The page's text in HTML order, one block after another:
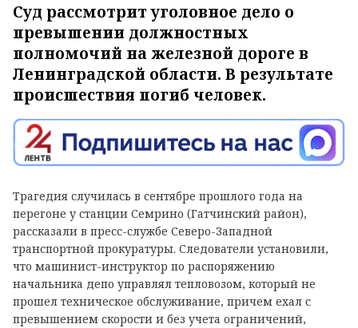
Суд рассмотрит уголовное дело о
превышении должностных
полномочий на железной дороге в
Ленинградской области. В результате
происшествия погиб человек.
Трагедия случилась в сентябре прошлого года на
перегоне у станции Семрино (Гатчинский район),
рассказали в пресс-службе Северо-Западной
транспортной прокуратуры. Следователи установили,
что машинист-инструктор по распоряжению
начальника депо управлял тепловозом, который не
прошел техническое обслуживание, причем ехал с
превышением скорости и без учета ограничений,